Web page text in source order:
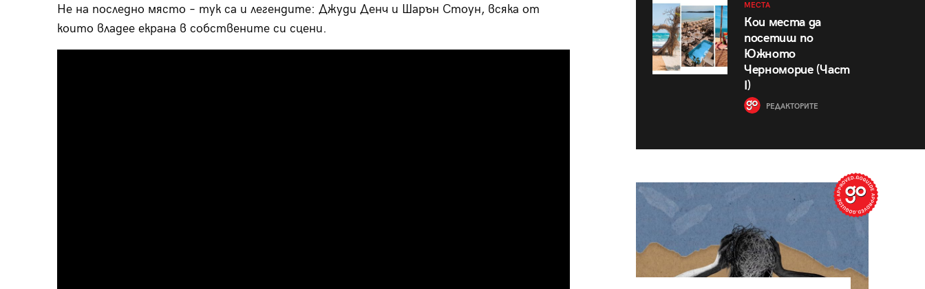
Не на последно място – тук са и легендите: Джуди Денч и Шарън Стоун, всяка от
които владее екрана в собствените си сцени.
МЕСТА
Кои места да
посетиш по
Южното
Черноморие (Част
I)
РЕДАКТОРИТЕ